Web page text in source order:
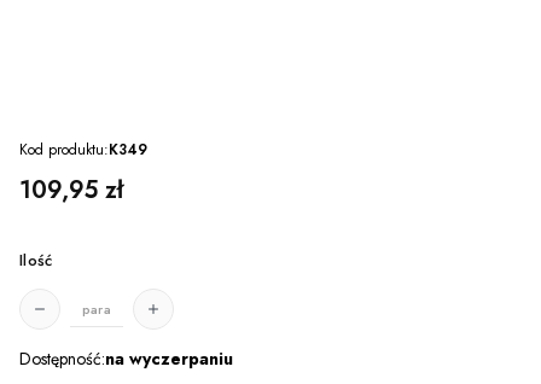
Kod produktu:K349
Cena
109,95 zł
Ilość
para
Dostępność:na wyczerpaniu